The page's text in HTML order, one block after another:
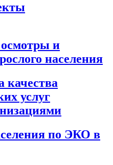
и
населения
качества
услуг
по ЭКО в